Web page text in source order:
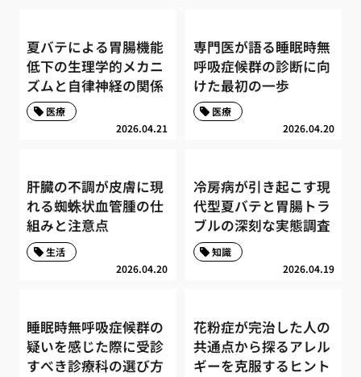
夏バテによる胃腸機能
低下の生理学的メカニ
ズムと自律神経の関係
2026.04.21
医療
専門医が語る睡眠時無
呼吸症候群の診断に向
けた最初の一歩
2026.04.20
医療
肝臓の不調が皮膚に現
れる蜘蛛状血管腫の仕
組みと注意点
2026.04.20
生活
冷房病が引き起こす現
代型夏バテと胃腸トラ
ブルの深刻な実態調査
2026.04.19
知識
睡眠時無呼吸症候群の
疑いを感じた際に受診
すべき診療科の選び方
花粉症が完治した人の
共通点から探るアレル
ギーを克服するヒント